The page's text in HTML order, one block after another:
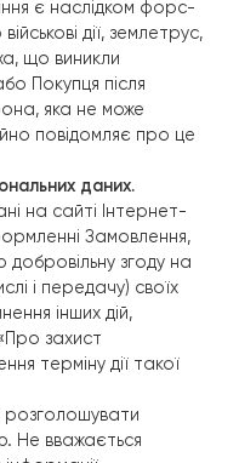
дій третіх осіб
від товару
визначені
товар може бути
який його придбав,
стандартні розміри,
комплектація та
має індивідуально-
розмірів товару
в інтернет-магазині.
передбачених
за адресою,
за шкоду,